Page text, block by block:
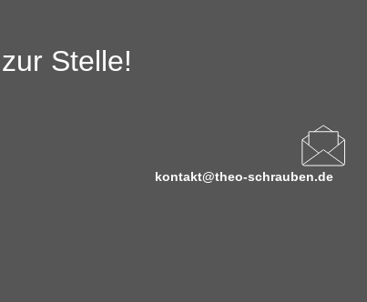
Stelle!
kontakt@theo-schrauben.de